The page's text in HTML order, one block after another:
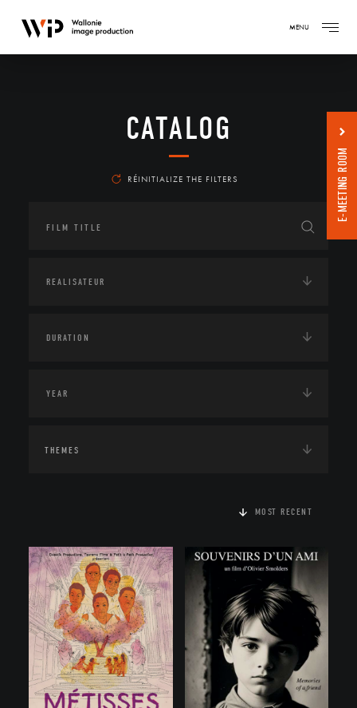
MENU
CATALOG
RÉINITIALIZE THE FILTERS
THEMES
MOST RECENT
E-MEETING ROOM